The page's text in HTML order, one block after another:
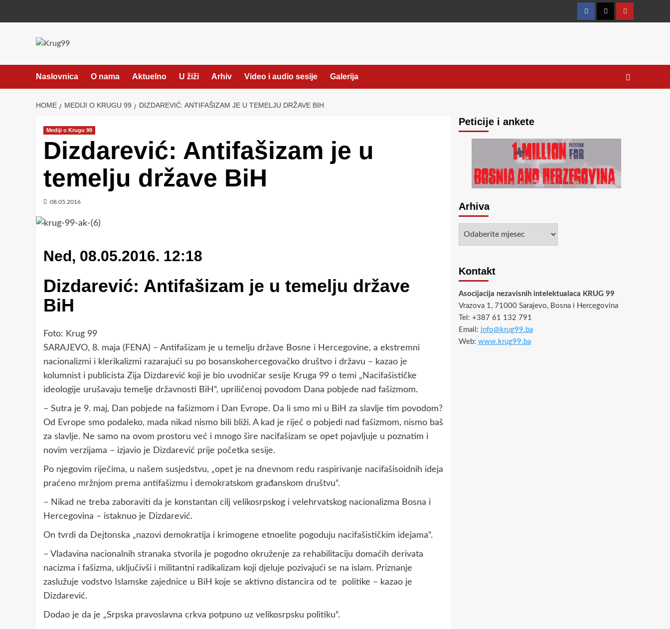
Naslovnica O nama Aktuelno U žiži Arhiv Video i audio sesije Galerija
HOME MEDIJI O KRUGU 99 DIZDAREVIĆ: ANTIFAŠIZAM JE U TEMELJU DRŽAVE BIH
Mediji o Krugu 99
Dizdarević: Antifašizam je u
temelju države BiH
08.05.2016
Ned, 08.05.2016. 12:18
Dizdarević: Antifašizam je u temelju države
BiH
Foto: Krug 99
SARAJEVO, 8. maja (FENA) – Antifašizam je u temelju države Bosne i Hercegovine, a ekstremni
nacionalizmi i klerikalizmi razarajući su po bosanskohercegovačko društvo i državu – kazao je
kolumnist i publicista Zija Dizdarević koji je bio uvodničar sesije Kruga 99 o temi „Nacifašističke
ideologije urušavaju temelje državnosti BiH“, upriličenoj povodom Dana pobjede nad fašizmom.
– Sutra je 9. maj, Dan pobjede na fašizmom i Dan Evrope. Da li smo mi u BiH za slavlje tim povodom?
Od Evrope smo podaleko, mada nikad nismo bili bliži. A kad je riječ o pobjedi nad fašizmom, nismo baš
za slavlje. Ne samo na ovom prostoru već i mnogo šire nacifašizam se opet pojavljuje u poznatim i
novim verzijama – izjavio je Dizdarević prije početka sesije.
Po njegovim riječima, u našem susjedstvu, „opet je na dnevnom redu raspirivanje nacifašisoidnih ideja
praćeno mržnjom prema antifašizmu i demokratskom građanskom društvu“.
– Nikad ne treba zaboraviti da je konstantan cilj velikosrpskog i velehrvatskog nacionalizma Bosna i
Hercegovina – istaknuo je Dizdarević.
On tvrdi da Dejtonska „nazovi demokratija i krimogene etnoelite pogoduju nacifašističkim idejama“.
– Vladavina nacionalnih stranaka stvorila je pogodno okruženje za rehabilitaciju domaćih derivata
nacizma i fašizma, uključivši i militantni radikalizam koji djeluje pozivajući se na islam. Priznanje
zaslužuje vodstvo Islamske zajednice u BiH koje se aktivno distancira od te politike – kazao je
Dizdarević.
Dodao je da je „Srpska pravoslavna crkva potpuno uz velikosrpsku politiku“.
Peticije i ankete
Arhiva
Kontakt
Asocijacija nezavisnih intelektualaca KRUG 99
Vrazova 1, 71000 Sarajevo, Bosna i Hercegovina
Tel: +387 61 132 791
Email: info@krug99.ba
Web: www.krug99.ba